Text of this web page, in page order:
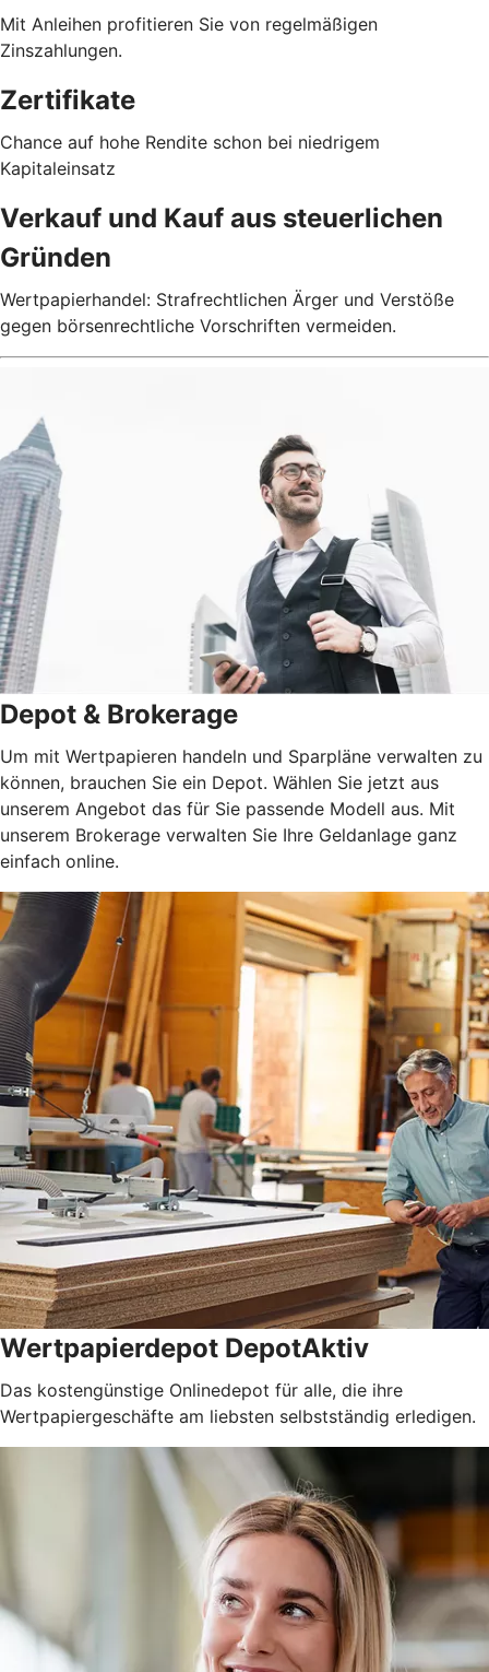
Mit Anleihen profitieren Sie von regelmäßigen
Zinszahlungen.
Zertifikate
Chance auf hohe Rendite schon bei niedrigem
Kapitaleinsatz
Verkauf und Kauf aus steuerlichen
Gründen
Wertpapierhandel: Strafrechtlichen Ärger und Verstöße
gegen börsenrechtliche Vorschriften vermeiden.
Depot & Brokerage
Um mit Wertpapieren handeln und Sparpläne verwalten zu
können, brauchen Sie ein Depot. Wählen Sie jetzt aus
unserem Angebot das für Sie passende Modell aus. Mit
unserem Brokerage verwalten Sie Ihre Geldanlage ganz
einfach online.
Wertpapierdepot DepotAktiv
Das kostengünstige Onlinedepot für alle, die ihre
Wertpapiergeschäfte am liebsten selbstständig erledigen.